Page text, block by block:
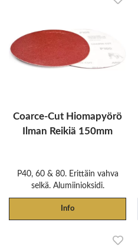
Coarce-Cut Hiomapyörö
Ilman Reikiä 150mm
P40, 60 & 80. Erittäin vahva
selkä. Alumiinioksidi.
Info